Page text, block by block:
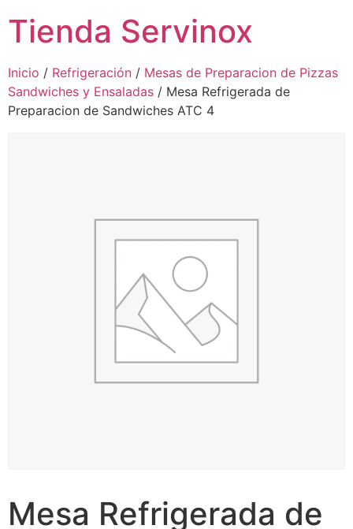
Tienda Servinox
Inicio / Refrigeración / Mesas de Preparacion de Pizzas
Sandwiches y Ensaladas / Mesa Refrigerada de
Preparacion de Sandwiches ATC 4
Mesa Refrigerada de